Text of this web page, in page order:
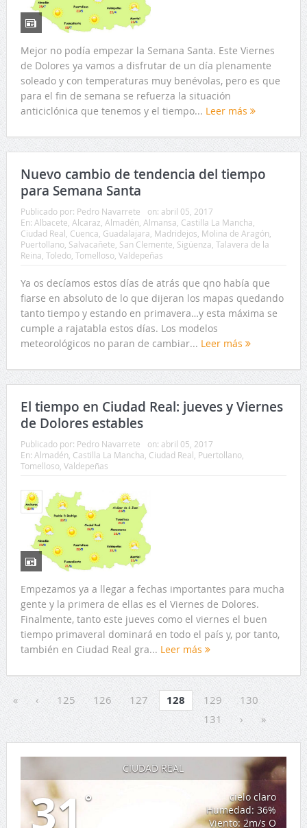
Mejor no podía empezar la Semana Santa. Este Viernes
de Dolores ya vamos a disfrutar de un día plenamente
soleado y con temperaturas muy benévolas, pero es que
para el fin de semana se refuerza la situación
anticiclónica que tenemos y el tiempo... Leer más
Nuevo cambio de tendencia del tiempo
para Semana Santa
Publicado por: Pedro Navarrete on: abril 05, 2017
En: Albacete Alcaraz Almadén Almansa Castilla La Mancha
Ciudad Real Cuenca Guadalajara Madridejos Molina de Aragón
Puertollano, Salvacañete San Clemente Sigüenza Talavera de la
Reina Toledo, Tomelloso, Valdepeñas
Ya os decíamos estos días de atrás que qno había que
fiarse en absoluto de lo que dijeran los mapas quedando
tanto tiempo y estando en primavera…y esta máxima se
cumple a rajatabla estos días. Los modelos
meteorológicos no paran de cambiar... Leer más
El tiempo en Ciudad Real: jueves y Viernes
de Dolores estables
Publicado por: Pedro Navarrete on: abril 05, 2017
En: Almadén, Castilla La Mancha, Ciudad Real, Puertollano,
Tomelloso, Valdepeñas
Empezamos ya a llegar a fechas importantes para mucha
gente y la primera de ellas es el Viernes de Dolores.
Finalmente, tanto este jueves como el viernes el buen
tiempo primaveral dominará en todo el país y, por tanto,
también en Ciudad Real gra... Leer más
« ‹ 125 126 127 128 129
130
131
› »
CIUDAD REAL
31 °
cielo claro
Humedad: 36%
Viento: 2m/s O